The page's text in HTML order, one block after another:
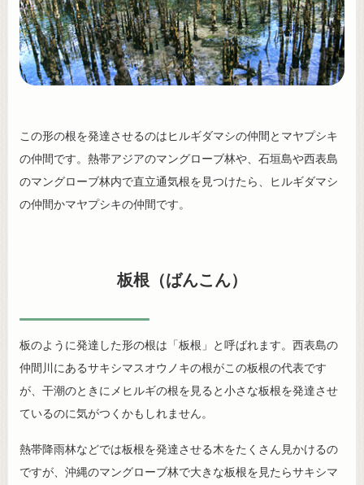
この形の根を発達させるのはヒルギダマシの仲間とマヤプシキ
の仲間です。熱帯アジアのマングローブ林や、石垣島や西表島
のマングローブ林内で直立通気根を見つけたら、ヒルギダマシ
の仲間かマヤプシキの仲間です。
板根（ばんこん）
板のように発達した形の根は「板根」と呼ばれます。西表島の
仲間川にあるサキシマスオウノキの根がこの板根の代表です
が、干潮のときにメヒルギの根を見ると小さな板根を発達させ
ているのに気がつくかもしれません。
熱帯降雨林などでは板根を発達させる木をたくさん見かけるの
ですが、沖縄のマングローブ林で大きな板根を見たらサキシマ